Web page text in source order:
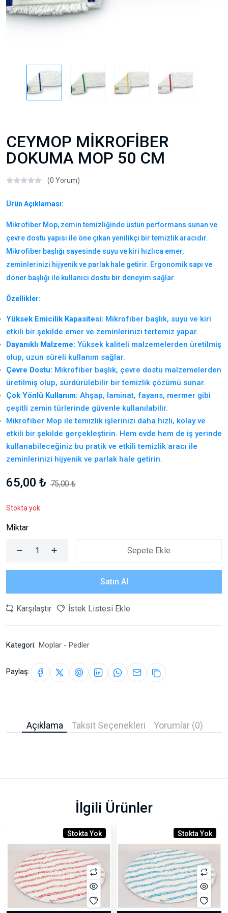
CEYMOP MİKROFİBER
DOKUMA MOP 50 CM
(0 Yorum)
Ürün Açıklaması:
Mikrofiber Mop, zemin temizliğinde üstün performans sunan ve
çevre dostu yapısı ile öne çıkan yenilikçi bir temizlik aracıdır.
Mikrofiber başlığı sayesinde suyu ve kiri hızlıca emer,
zeminlerinizi hijyenik ve parlak hale getirir. Ergonomik sapı ve
döner başlığı ile kullanıcı dostu bir deneyim sağlar.
Özellikler:
Yüksek Emicilik Kapasitesi: Mikrofiber başlık, suyu ve kiri
etkili bir şekilde emer ve zeminlerinizi tertemiz yapar.
Dayanıklı Malzeme: Yüksek kaliteli malzemelerden üretilmiş
olup, uzun süreli kullanım sağlar.
Çevre Dostu: Mikrofiber başlık, çevre dostu malzemelerden
üretilmiş olup, sürdürülebilir bir temizlik çözümü sunar.
Çok Yönlü Kullanım: Ahşap, laminat, fayans, mermer gibi
çeşitli zemin türlerinde güvenle kullanılabilir.
Mikrofiber Mop ile temizlik işlerinizi daha hızlı, kolay ve
etkili bir şekilde gerçekleştirin. Hem evde hem de iş yerinde
kullanabileceğiniz bu pratik ve etkili temizlik aracı ile
zeminlerinizi hijyenik ve parlak hale getirin.
65,00 ₺ 75,00 ₺
Stokta yok
Miktar
Sepete Ekle
Satın Al
Karşılaştır İstek Listesi Ekle
Kategori: Moplar - Pedler
Paylaş:
Açıklama Taksit Seçenekleri Yorumlar (0)
İlgili Ürünler
Stokta Yok Stokta Yok